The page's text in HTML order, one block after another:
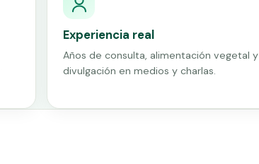
Experiencia real
Años de consulta, alimentación vegetal y
divulgación en medios y charlas.